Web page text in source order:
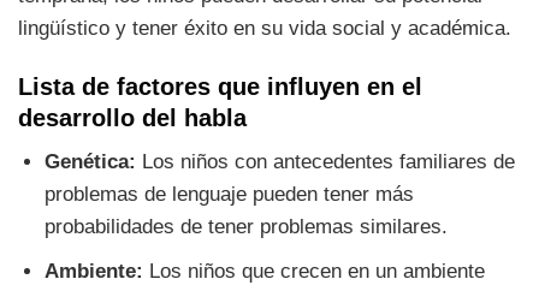
lingüístico y tener éxito en su vida social y académica.
Lista de factores que influyen en el
desarrollo del habla
Genética: Los niños con antecedentes familiares de
problemas de lenguaje pueden tener más
probabilidades de tener problemas similares.
Ambiente: Los niños que crecen en un ambiente